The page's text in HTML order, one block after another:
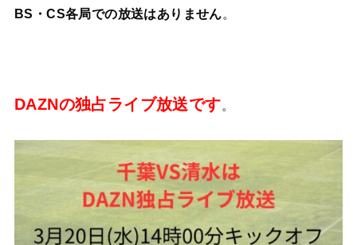
BS・CS各局での放送はありません。
DAZNの独占ライブ放送です。